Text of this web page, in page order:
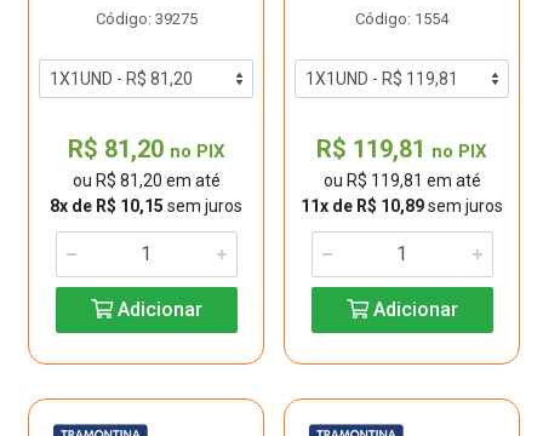
Código: 39275
R$ 81,20 no PIX
ou R$ 81,20 em até
8x de R$ 10,15 sem juros
Adicionar
Código: 1554
R$ 119,81 no PIX
ou R$ 119,81 em até
11x de R$ 10,89sem juros
Adicionar